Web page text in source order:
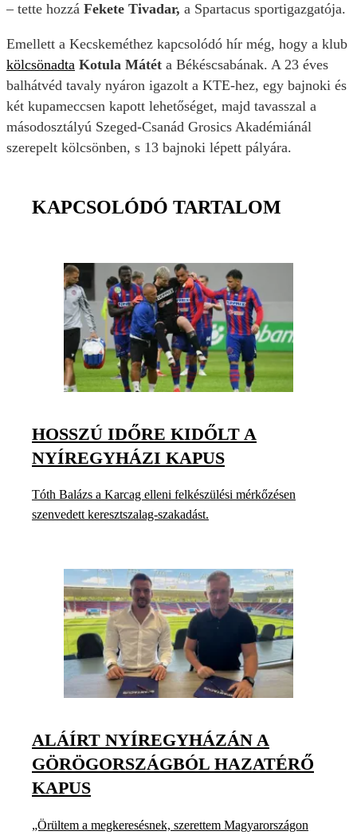
– tette hozzá Fekete Tivadar, a Spartacus sportigazgatója.
Emellett a Kecskeméthez kapcsolódó hír még, hogy a klub
kölcsönadta Kotula Mátét a Békéscsabának. A 23 éves
balhátvéd tavaly nyáron igazolt a KTE-hez, egy bajnoki és
két kupameccsen kapott lehetőséget, majd tavasszal a
másodosztályú Szeged-Csanád Grosics Akadémiánál
szerepelt kölcsönben, s 13 bajnoki lépett pályára.
KAPCSOLÓDÓ TARTALOM
HOSSZÚ IDŐRE KIDŐLT A
NYÍREGYHÁZI KAPUS
Tóth Balázs a Karcag elleni felkészülési mérkőzésen
szenvedett keresztszalag-szakadást.
ALÁÍRT NYÍREGYHÁZÁN A
GÖRÖGORSZÁGBÓL HAZATÉRŐ
KAPUS
„Örültem a megkeresésnek, szerettem Magyarországon